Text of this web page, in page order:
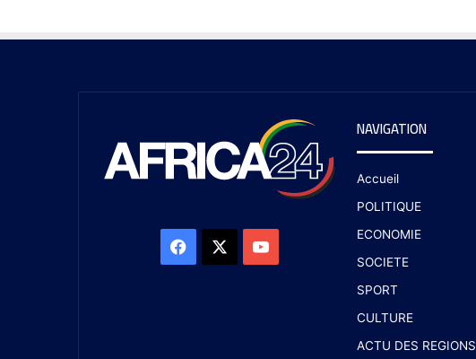
NAVIGATION
Accueil
POLITIQUE
ECONOMIE
SOCIETE
SPORT
CULTURE
ACTU DES REGIONS